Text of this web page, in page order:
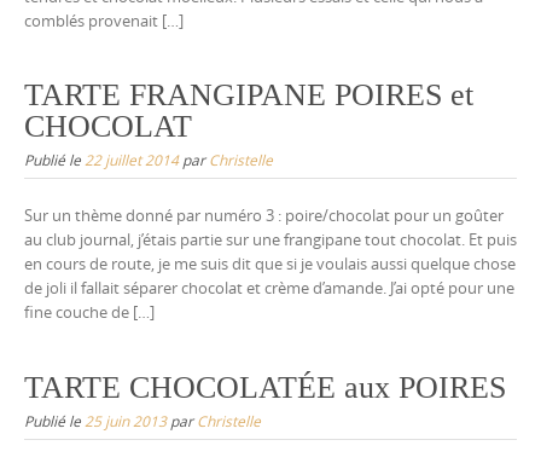
comblés provenait […]
TARTE FRANGIPANE POIRES et
CHOCOLAT
Publié le22 juillet 2014parChristelle
Sur un thème donné par numéro 3 : poire/chocolat pour un goûter
au club journal, j’étais partie sur une frangipane tout chocolat. Et puis
en cours de route, je me suis dit que si je voulais aussi quelque chose
de joli il fallait séparer chocolat et crème d’amande. J’ai opté pour une
fine couche de […]
TARTE CHOCOLATÉE aux POIRES
Publié le 25 juin 2013parChristelle